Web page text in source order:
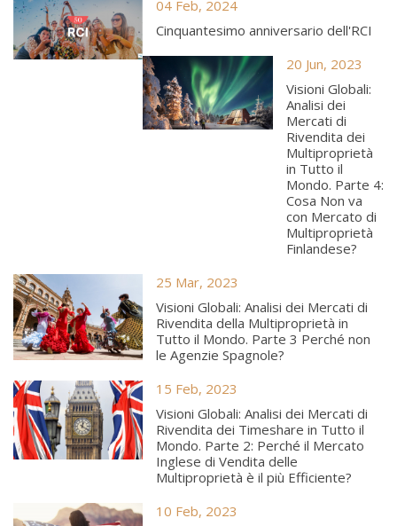
04 Feb, 2024
Cinquantesimo anniversario dell'RCI
20 Jun, 2023
Visioni Globali:
Analisi dei
Mercati di
Rivendita dei
Multiproprietà
in Tutto il
Mondo. Parte 4:
Cosa Non va
con Mercato di
Multiproprietà
Finlandese?
25 Mar, 2023
Visioni Globali: Analisi dei Mercati di
Rivendita della Multiproprietà in
Tutto il Mondo. Parte 3 Perché non
le Agenzie Spagnole?
15 Feb, 2023
Visioni Globali: Analisi dei Mercati di
Rivendita dei Timeshare in Tutto il
Mondo. Parte 2: Perché il Mercato
Inglese di Vendita delle
Multiproprietà è il più Efficiente?
10 Feb, 2023